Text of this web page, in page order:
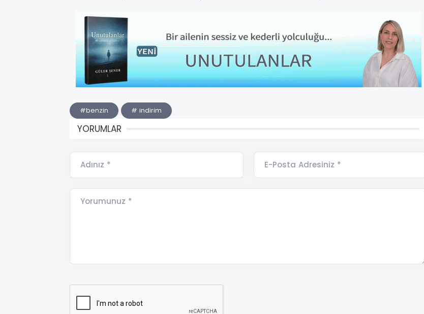
#benzin # indirim
YORUMLAR
Adınız * E-Posta Adresiniz *
Yorumunuz *